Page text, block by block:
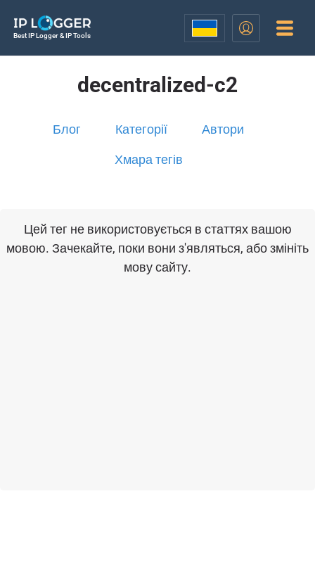
Best IP Logger & IP Tools
decentralized-c2
Блог Категорії Автори
Хмара тегів